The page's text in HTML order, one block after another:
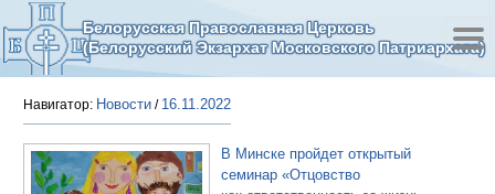
Белорусская Православная Церковь
(Белорусский Экзархат Московского Патриархата)
Навигатор: Новости / 16.11.2022
В Минске пройдет открытый
семинар «Отцовство